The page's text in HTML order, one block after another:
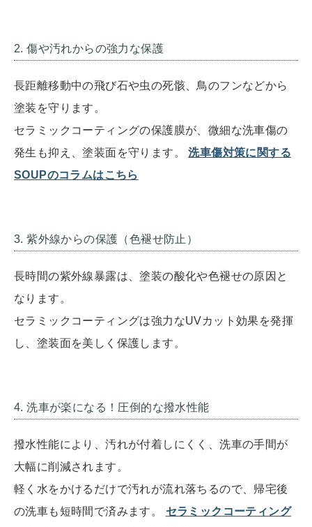
2. 傷や汚れからの強力な保護
長距離移動中の飛び石や虫の死骸、鳥のフンなどから
塗装を守ります。
セラミックコーティングの保護膜が、微細な洗車傷の
発生も抑え、塗装面を守ります。洗車傷対策に関する
SOUPのコラムはこちら
3. 紫外線からの保護（色褪せ防止）
長時間の紫外線暴露は、塗装の酸化や色褪せの原因と
なります。
セラミックコーティングは強力なUVカット効果を発揮
し、塗装面を美しく保護します。
4. 洗車が楽になる！圧倒的な撥水性能
撥水性能により、汚れが付着しにくく、洗車の手間が
大幅に削減されます。
軽く水をかけるだけで汚れが流れ落ちるので、帰宅後
の洗車も短時間で済みます。 セラミックコーティング